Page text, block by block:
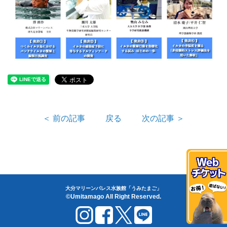
＜ 前の記事 戻る 次の記事 ＞
大分マリーンパレス水族館「うみたまご」
©Umitamago All Right Reserved.